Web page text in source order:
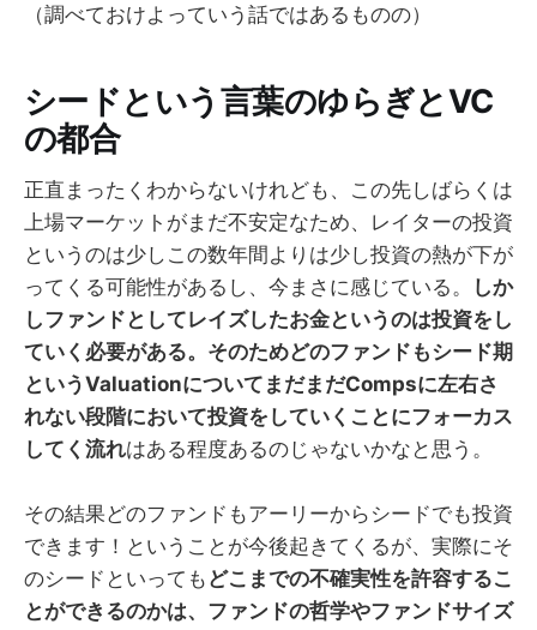
（調べておけよっていう話ではあるものの）
シードという言葉のゆらぎとVC
の都合
正直まったくわからないけれども、この先しばらくは
上場マーケットがまだ不安定なため、レイターの投資
というのは少しこの数年間よりは少し投資の熱が下が
ってくる可能性があるし、今まさに感じている。
しか
しファンドとしてレイズしたお金というのは投資をし
ていく必要がある。そのためどのファンドもシード期
というValuationについてまだまだCompsに左右さ
れない段階において投資をしていくことにフォーカス
してく流れはある程度あるのじゃないかなと思う。
その結果どのファンドもアーリーからシードでも投資
できます！ということが今後起きてくるが、実際にそ
のシードといっても どこまでの不確実性を許容するこ
とができるのかは、ファンドの哲学やファンドサイズ